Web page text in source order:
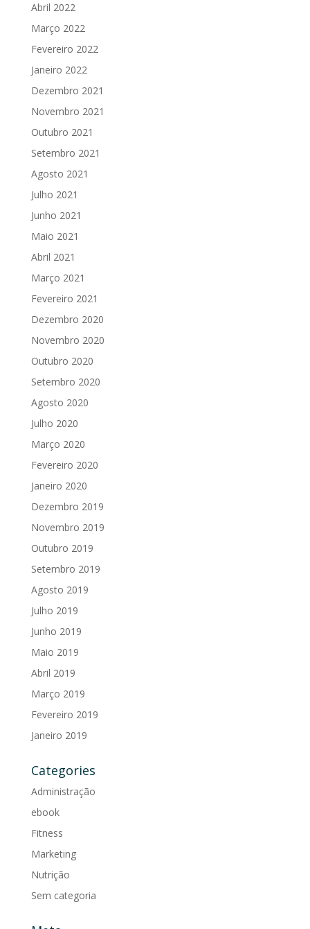
Abril 2022
Março 2022
Fevereiro 2022
Janeiro 2022
Dezembro 2021
Novembro 2021
Outubro 2021
Setembro 2021
Agosto 2021
Julho 2021
Junho 2021
Maio 2021
Abril 2021
Março 2021
Fevereiro 2021
Dezembro 2020
Novembro 2020
Outubro 2020
Setembro 2020
Agosto 2020
Julho 2020
Março 2020
Fevereiro 2020
Janeiro 2020
Dezembro 2019
Novembro 2019
Outubro 2019
Setembro 2019
Agosto 2019
Julho 2019
Junho 2019
Maio 2019
Abril 2019
Março 2019
Fevereiro 2019
Janeiro 2019
Categories
Administração
ebook
Fitness
Marketing
Nutrição
Sem categoria